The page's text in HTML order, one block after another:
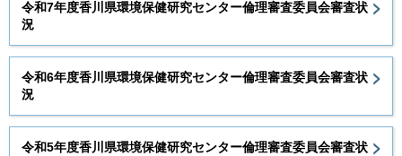
令和7年度香川県環境保健研究センター倫理審査委員会審査状
況
令和6年度香川県環境保健研究センター倫理審査委員会審査状
況
令和5年度香川県環境保健研究センター倫理審査委員会審査状